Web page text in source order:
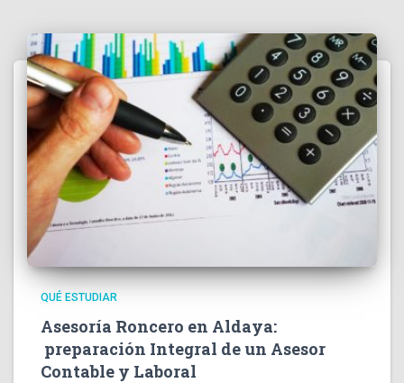
QUÉ ESTUDIAR
Asesoría Roncero en Aldaya:
preparación Integral de un Asesor
Contable y Laboral